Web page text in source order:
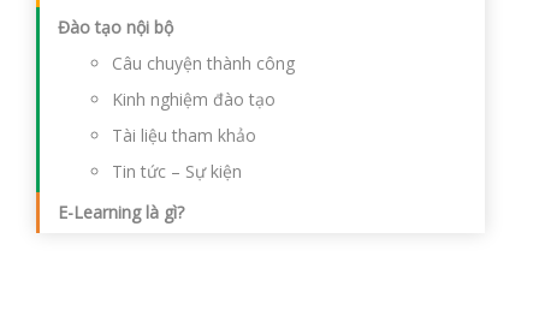
Đào tạo nội bộ
Câu chuyện thành công
Kinh nghiệm đào tạo
Tài liệu tham khảo
Tin tức – Sự kiện
E-Learning là gì?